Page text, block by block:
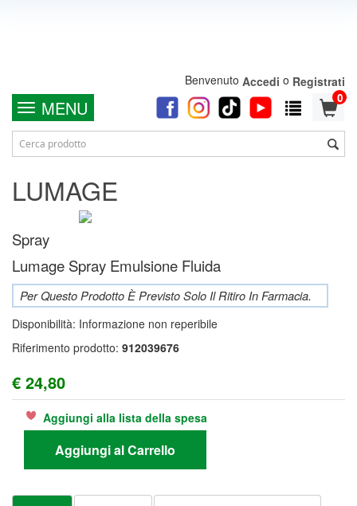
Benvenuto Accedi o Registrati
0
MENU
LUMAGE
Spray
Lumage Spray Emulsione Fluida
Per Questo Prodotto È Previsto Solo Il Ritiro In Farmacia.
Disponibilità: Informazione non reperibile
Riferimento prodotto: 912039676
€ 24,80
Aggiungi alla lista della spesa
Aggiungi al Carrello